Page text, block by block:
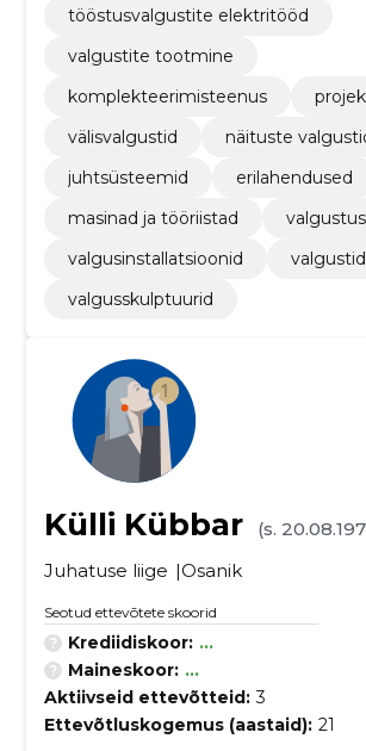
tööstusvalgustite elektritööd
valgustite tootmine
komplekteerimisteenus
välisvalgustid
näituste
juhtsüsteemid
erilahendused
masinad ja tööriistad
valgusinstallatsioonid
valgustid
valgusskulptuurid
Külli Kübbar
(s.
Juhatuse liige
Osanik
Seotud ettevõtete skoorid
Krediidiskoor: ...
Maineskoor: ...
Aktiivseid ettevõtteid: 3
Ettevõtluskogemus (aastaid): 21